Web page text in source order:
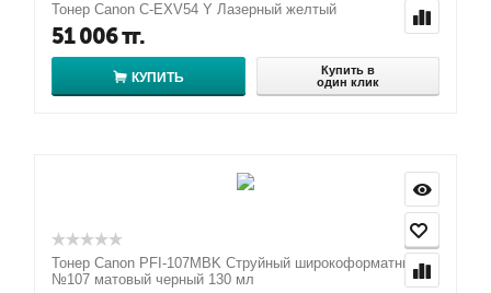
Тонер Canon C-EXV54 Y Лазерный желтый
51 006тг.
КУПИТЬ
Купить в
один клик
Тонер Canon PFI-107MBK Струйный широкоформатный
№107 матовый черный 130 мл